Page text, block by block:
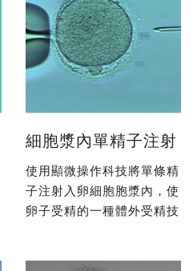
細胞漿內單精子注射
使用顯微操作科技將單條精
子注射入卵細胞胞漿內，使
卵子受精的一種體外受精技